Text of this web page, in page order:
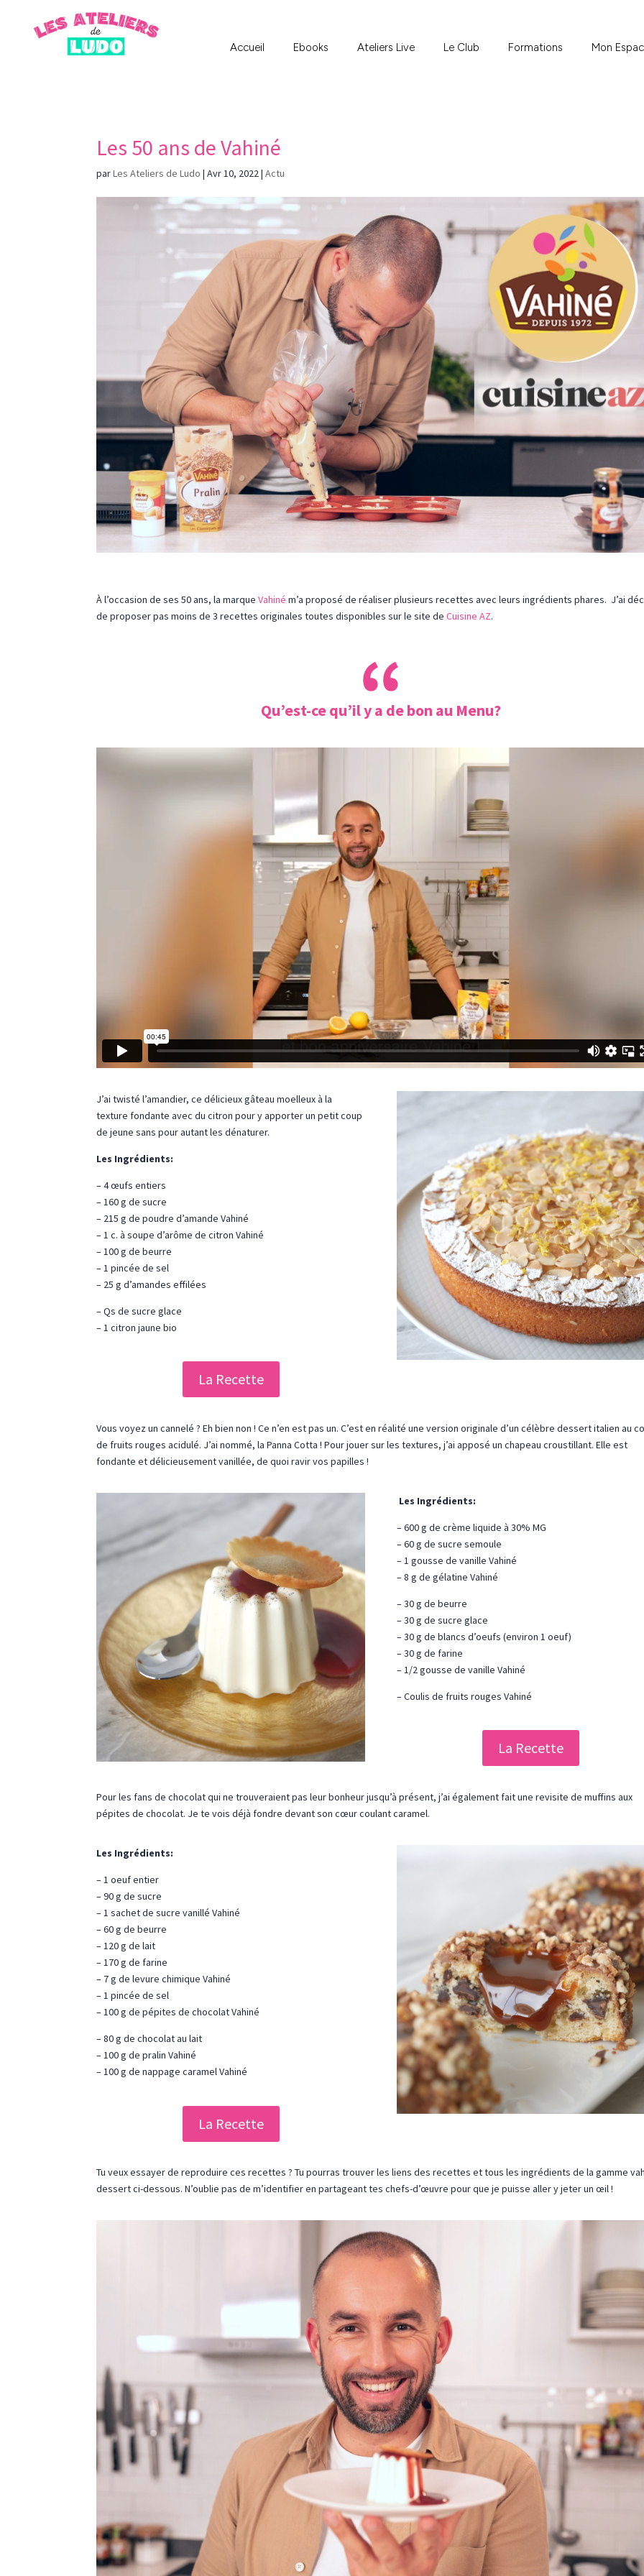
Accueil Ebooks Ateliers Live Le Club Formations Mon
Les 50 ans de Vahiné
parLes Ateliers de Ludo |Avr 10, 2022|Actu
À l’occasion de ses 50 ans, la marqueVahiné m’a proposé de réaliser plusieurs recettes avec leurs ingrédients phares. J’ai
de proposer pas moins de 3 recettes originales toutes disponibles sur le site deCuisine AZ.
Qu’est-ce qu’il y a de bon au Menu?
J’ai twisté l’amandier, ce délicieux gâteau moelleux à la
texture fondante avec du citron pour y apporter un petit coup
de jeune sans pour autant les dénaturer.
Les Ingrédients:
– 4 œufs entiers
– 160 g de sucre
– 215 g de poudre d’amande Vahiné
– 1 c. à soupe d’arôme de citron Vahiné
– 100 g de beurre
– 1 pincée de sel
– 25 g d’amandes effilées
– Qs de sucre glace
– 1 citron jaune bio
La Recette
Vous voyez un cannelé ? Eh bien non ! Ce n’en est pas un. C’est en réalité une version originale d’un célèbre dessert italien au
de fruits rouges acidulé. J’ai nommé, la Panna Cotta ! Pour jouer sur les textures, j’ai apposé un chapeau croustillant. Elle est
fondante et délicieusement vanillée, de quoi ravir vos papilles !
Les Ingrédients:
– 600 g de crème liquide à 30% MG
– 60 g de sucre semoule
– 1 gousse de vanille Vahiné
– 8 g de gélatine Vahiné
– 30 g de beurre
– 30 g de sucre glace
– 30 g de blancs d’oeufs (environ 1 oeuf)
– 30 g de farine
– 1/2 gousse de vanille Vahiné
– Coulis de fruits rouges Vahiné
La Recette
Pour les fans de chocolat qui ne trouveraient pas leur bonheur jusqu’à présent, j’ai également fait une revisite de muffins aux
pépites de chocolat. Je te vois déjà fondre devant son cœur coulant caramel.
Les Ingrédients:
– 1 oeuf entier
– 90 g de sucre
– 1 sachet de sucre vanillé Vahiné
– 60 g de beurre
– 120 g de lait
– 170 g de farine
– 7 g de levure chimique Vahiné
– 1 pincée de sel
– 100 g de pépites de chocolat Vahiné
– 80 g de chocolat au lait
– 100 g de pralin Vahiné
– 100 g de nappage caramel Vahiné
La Recette
Tu veux essayer de reproduire ces recettes ? Tu pourras trouver les liens des recettes et tous les ingrédients de la gamme
dessert ci-dessous. N’oublie pas de m’identifier en partageant tes chefs-d’œuvre pour que je puisse aller y jeter un œil !